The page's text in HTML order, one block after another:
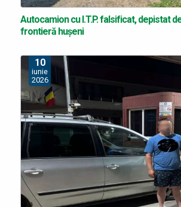
Autocamion cu I.T.P. falsificat, depistat
frontieră hușeni
10
iunie
2026